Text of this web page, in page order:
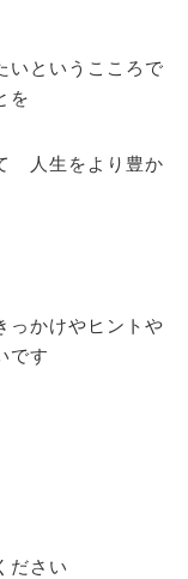
というこころで
を
人生をより豊か
かけやヒントや
です
ださい